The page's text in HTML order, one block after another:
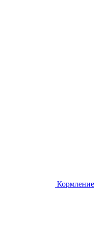
Кормление